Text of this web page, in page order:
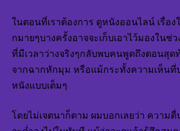
ในตอนที่เราต้องการ ดูหนังออนไลน์ เรื่อง
กมายๆบางครั้งอาจจะเก็บเอาไว้มองในช่
ที่มีเวลาว่างจริงๆกลับพบคนพูดถึงตอนสุ
จากฉากหักมุม หรือแม้กระทั้งความเห็นที่
หนังแบบเต็มๆ
โดยไม่เจตนาก็ตาม ผมบอกเลยว่า ความ